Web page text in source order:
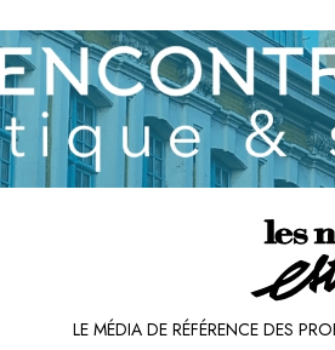
LE MÉDIA DE RÉFÉRENCE DES